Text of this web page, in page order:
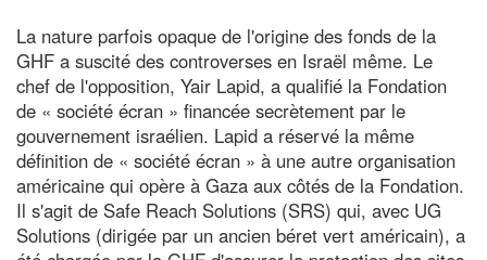
La nature parfois opaque de l'origine des fonds de la
GHF a suscité des controverses en Israël même. Le
chef de l'opposition, Yair Lapid, a qualifié la Fondation
de « société écran » financée secrètement par le
gouvernement israélien. Lapid a réservé la même
définition de « société écran » à une autre organisation
américaine qui opère à Gaza aux côtés de la Fondation.
Il s'agit de Safe Reach Solutions (SRS) qui, avec UG
Solutions (dirigée par un ancien béret vert américain), a